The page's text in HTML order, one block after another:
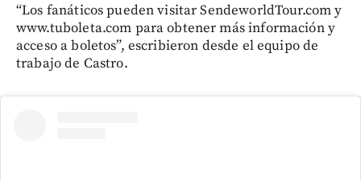
“Los fanáticos pueden visitar SendeworldTour.com y
www.tuboleta.com para obtener más información y
acceso a boletos”, escribieron desde el equipo de
trabajo de Castro.